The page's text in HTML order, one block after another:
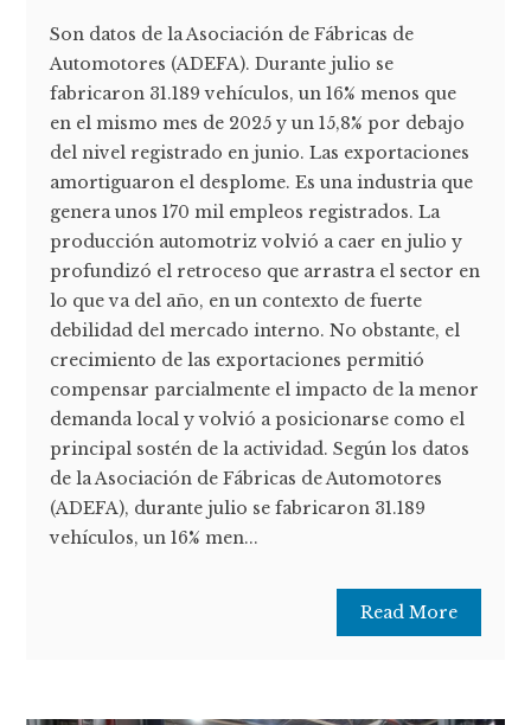
Son datos de la Asociación de Fábricas de
Automotores (ADEFA). Durante julio se
fabricaron 31.189 vehículos, un 16% menos que
en el mismo mes de 2025 y un 15,8% por debajo
del nivel registrado en junio. Las exportaciones
amortiguaron el desplome. Es una industria que
genera unos 170 mil empleos registrados. La
producción automotriz volvió a caer en julio y
profundizó el retroceso que arrastra el sector en
lo que va del año, en un contexto de fuerte
debilidad del mercado interno. No obstante, el
crecimiento de las exportaciones permitió
compensar parcialmente el impacto de la menor
demanda local y volvió a posicionarse como el
principal sostén de la actividad. Según los datos
de la Asociación de Fábricas de Automotores
(ADEFA), durante julio se fabricaron 31.189
vehículos, un 16% men...
Read More